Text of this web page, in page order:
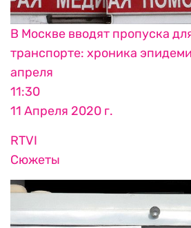
В Москве вводят пропуска
транспорте: хроника
апреля
11:30
11 Апреля 2020 г.
RTVI
Сюжеты